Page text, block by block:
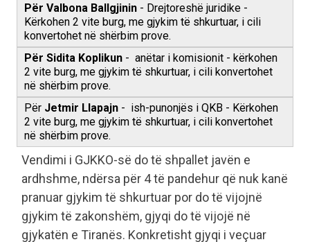
Për Valbona Ballgjinin - Drejtoreshë juridike -
Kërkohen 2 vite burg, me gjykim të shkurtuar, i cili
konvertohet në shërbim prove.
Për Sidita Koplikun - anëtar i komisionit - kërkohen
2 vite burg, me gjykim të shkurtuar, i cili konvertohet
në shërbim prove.
Për Jetmir Llapajn - ish-punonjës i QKB - Kërkohen
2 vite burg, me gjykim të shkurtuar, i cili konvertohet
në shërbim prove.
Vendimi i GJKKO-së do të shpallet javën e
ardhshme, ndërsa për 4 të pandehur që nuk kanë
pranuar gjykim të shkurtuar por do të vijojnë
gjykim të zakonshëm, gjyqi do të vijojë në
gjykatën e Tiranës. Konkretisht gjyqi i veçuar